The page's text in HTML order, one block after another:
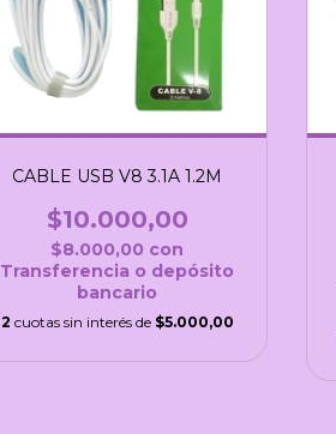
CABLE USB V8 3.1A 1.2M
$10.000,00
$8.000,00 con
Transferencia o depósito
bancario
2 cuotas sin interés de $5.000,00